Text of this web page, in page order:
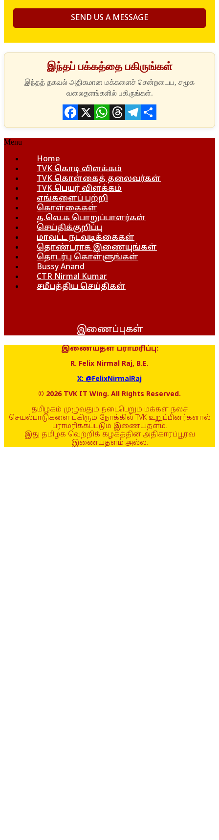
இந்தப் பக்கத்தை பகிருங்கள்
Facebook
X WhatsApp
ThreadsTelegram
Share
Menu
Home
TVK கொடி விளக்கம்
TVK கொள்கைத் தலைவர்கள்
TVK பெயர் விளக்கம்
எங்களைப் பற்றி
கொள்கைகள்
த.வெ.க பொறுப்பாளர்கள்
செய்திக்குறிப்பு
மாவட்ட நடவடிக்கைகள்
தொண்டராக இணையுங்கள்
தொடர்பு கொள்ளுங்கள்
Bussy Anand
CTR Nirmal Kumar
சமீபத்திய செய்திகள்
இணைப்புகள்
இணையதள பராமரிப்பு:
R. Felix Nirmal Raj, B.E.
X: @FelixNirmalRaj
© 2026 TVK IT Wing. All Rights Reserved.
தமிழகம் முழுவதும் நடைபெறும் மக்கள் நலச்
செயல்பாடுகளை பகிரும் நோக்கில் TVK உறுப்பினர்களால்
பராமரிக்கப்படும் இணையதளம்.
இது தமிழக வெற்றிக் கழகத்தின் அதிகாரப்பூர்வ
இணையதளம் அல்ல.